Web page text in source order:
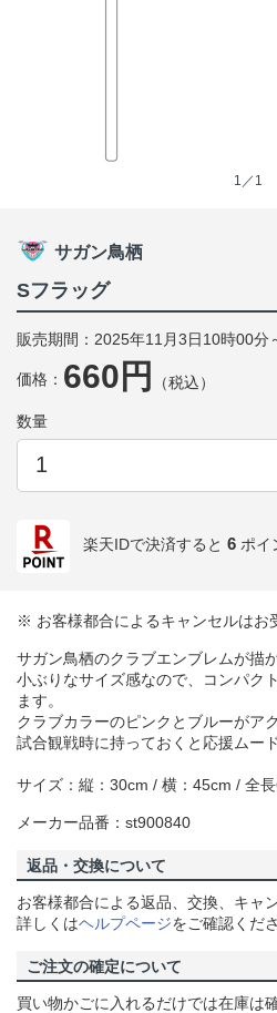
1／1
サガン鳥栖
Sフラッグ
販売期間：2025年11月3日10時00
価格： 660円 （税込）
数量
楽天IDで決済すると 6 ポイ
※ お客様都合によるキャンセルはお
サガン鳥栖のクラブエンブレムが描
小ぶりなサイズ感なので、コンパク
ます。
クラブカラーのピンクとブルーがア
試合観戦時に持っておくと応援ムー
サイズ：縦：30cm / 横：45cm / 全
メーカー品番：st900840
返品・交換について
お客様都合による返品、交換、キャ
詳しくはヘルプページをご確認くださ
ご注文の確定について
買い物かごに入れるだけでは在庫は